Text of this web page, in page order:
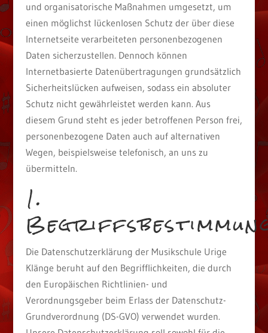
und organisatorische Maßnahmen umgesetzt, um
einen möglichst lückenlosen Schutz der über diese
Internetseite verarbeiteten personenbezogenen
Daten sicherzustellen. Dennoch können
Internetbasierte Datenübertragungen grundsätzlich
Sicherheitslücken aufweisen, sodass ein absoluter
Schutz nicht gewährleistet werden kann. Aus
diesem Grund steht es jeder betroffenen Person frei,
personenbezogene Daten auch auf alternativen
Wegen, beispielsweise telefonisch, an uns zu
übermitteln.
1.
Die Datenschutzerklärung der Musikschule Urige
Klänge beruht auf den Begrifflichkeiten, die durch
den Europäischen Richtlinien- und
Verordnungsgeber beim Erlass der Datenschutz-
Grundverordnung (DS-GVO) verwendet wurden.